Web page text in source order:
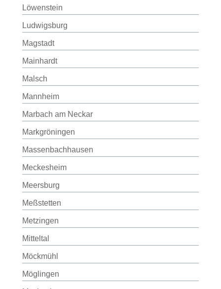
Löwenstein
Ludwigsburg
Magstadt
Mainhardt
Malsch
Mannheim
Marbach am Neckar
Markgröningen
Massenbachhausen
Meckesheim
Meersburg
Meßstetten
Metzingen
Mitteltal
Möckmühl
Möglingen